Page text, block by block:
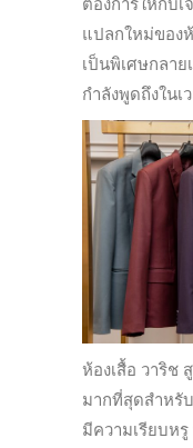
ต้องการให้กับ
แปลกใหม่ของห้
เป็นพิเศษกลาย
กำลังพูดถึงในเ
ห้องเสื้อ วาริช
มากที่สุดสำหรั
มีความเรียบห